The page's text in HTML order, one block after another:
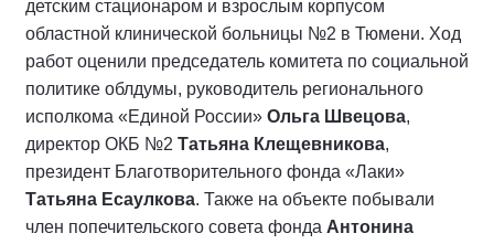
детским стационаром и взрослым корпусом
областной клинической больницы №2 в Тюмени. Ход
работ оценили председатель комитета по социальной
политике облдумы, руководитель регионального
исполкома «Единой России» Ольга Швецова,
директор ОКБ №2 Татьяна Клещевникова,
президент Благотворительного фонда «Лаки»
Татьяна Есаулкова. Также на объекте побывали
член попечительского совета фонда Антонина